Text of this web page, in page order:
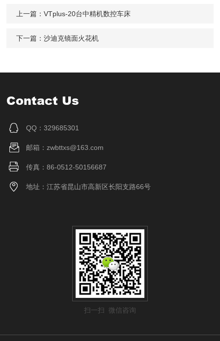
上一篇：VTplus-20台中精机数控车床
下一篇：沙迪克镜面火花机
Contact Us
QQ：329685301
邮箱：zwbttxs@163.com
传真：86-0512-50156687
地址：江苏省昆山市高新区长阳支路66号
扫一扫 微信咨询